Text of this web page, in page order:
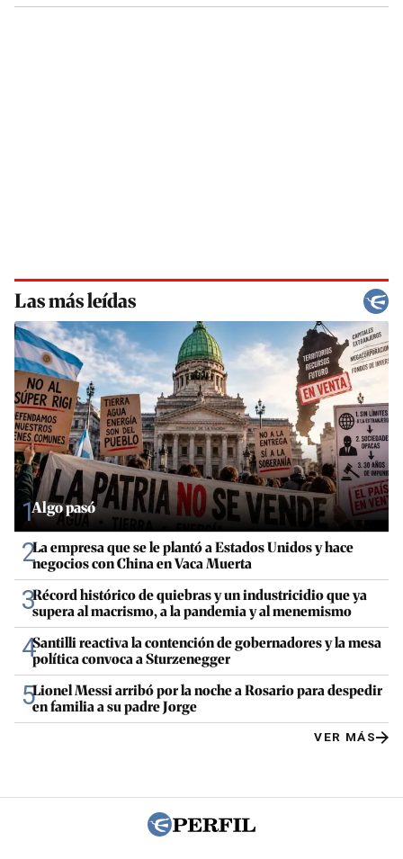
Las más leídas
1Algo pasó
2La empresa que se le plantó a Estados Unidos y hace
negocios con China en Vaca Muerta
3Récord histórico de quiebras y un industricidio que ya
supera al macrismo, a la pandemia y al menemismo
4Santilli reactiva la contención de gobernadores y la mesa
política convoca a Sturzenegger
5Lionel Messi arribó por la noche a Rosario para despedir
en familia a su padre Jorge
VER MÁS